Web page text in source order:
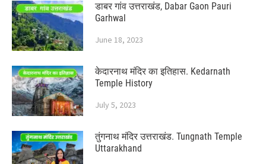
डाबर गांव उत्तराखंड, Dabar Gaon Pauri
Garhwal
June 18, 2023
केदारनाथ मंदिर का इतिहास. Kedarnath
Temple History
July 5, 2023
तुंगनाथ मंदिर उत्तराखंड. Tungnath Temple
Uttarakhand